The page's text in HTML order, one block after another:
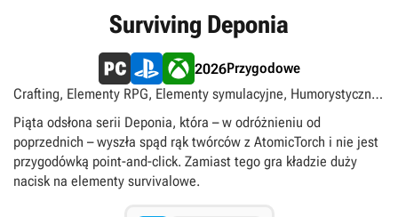
Surviving Deponia
2026Przygodowe
Crafting, Elementy RPG, Elementy symulacyjne, Humorystyczne,
Sandbox, Singleplayer, Survival, singleplayer
Piąta odsłona serii Deponia, która – w odróżnieniu od
poprzednich – wyszła spąd rąk twórców z AtomicTorch i nie jest
przygodówką point-and-click. Zamiast tego gra kładzie duży
nacisk na elementy survivalowe.